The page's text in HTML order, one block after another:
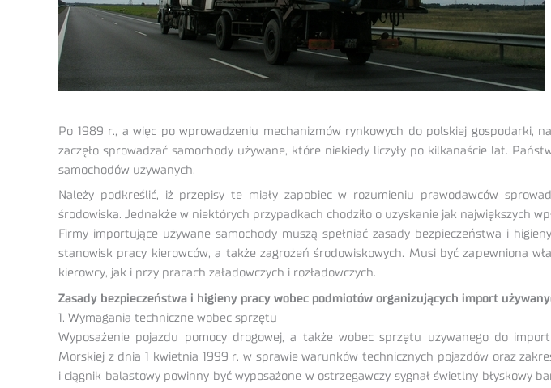
Po 1989 r., a więc po wprowadzeniu mechanizmów rynkowych do polskiej gospodarki,
zaczęło sprowadzać samochody używane, które niekiedy liczyły po kilkanaście lat.
samochodów używanych.
Należy podkreślić, iż przepisy te miały zapobiec w rozumieniu prawodawców
środowiska. Jednakże w niektórych przypadkach chodziło o uzyskanie jak największych
Firmy importujące używane samochody muszą spełniać zasady bezpieczeństwa i
stanowisk pracy kierowców, a także zagrożeń środowiskowych. Musi być zapewniona
kierowcy, jak i przy pracach załadowczych i rozładowczych.
Zasady bezpieczeństwa i higieny pracy wobec podmiotów organizujących import
1. Wymagania techniczne wobec sprzętu
Wyposażenie pojazdu pomocy drogowej, a także wobec sprzętu używanego do
Morskiej z dnia 1 kwietnia 1999 r. w sprawie warunków technicznych pojazdów oraz
i ciągnik balastowy powinny być wyposażone w ostrzegawczy sygnał świetlny błyskowy